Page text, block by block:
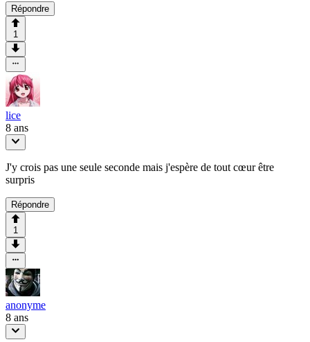
Répondre
1
lice
8 ans
J'y crois pas une seule seconde mais j'espère de tout cœur être
surpris
Répondre
1
anonyme
8 ans